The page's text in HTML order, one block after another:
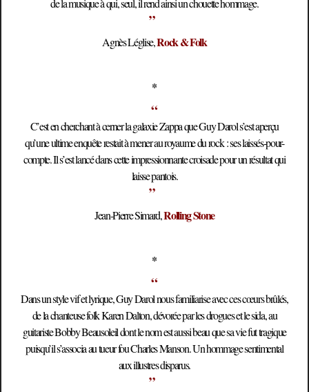
de la musique à qui, seul, il rend ainsi un chouette hommage.
”
Agnès Léglise,Rock & Folk
*
“
C’est en cherchant à cerner la galaxie Zappa que Guy Darol s’est aperçu
qu’une ultime enquête restait à mener au royaume du rock : ses laissés-pour-
compte. Il s’est lancé dans cette impressionnante croisade pour un résultat qui
laisse pantois.
”
Jean-Pierre Simard,Rolling Stone
*
“
Dans un style vif et lyrique, Guy Darol nous familiarise avec ces cœurs brûlés,
de la chanteuse folk Karen Dalton, dévorée par les drogues et le sida, au
guitariste Bobby Beausoleil dont le nom est aussi beau que sa vie fut tragique
puisqu’il s’associa au tueur fou Charles Manson. Un hommage sentimental
aux illustres disparus.
”